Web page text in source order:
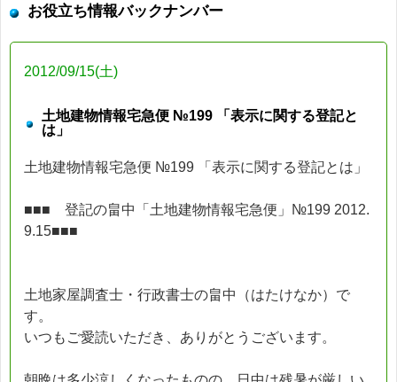
お役立ち情報バックナンバー
2012/09/15(土)
土地建物情報宅急便 №199 「表示に関する登記と
は」
土地建物情報宅急便 №199 「表示に関する登記とは」
■■■ 登記の畠中「土地建物情報宅急便」№199 2012.
9.15■■■
土地家屋調査士・行政書士の畠中（はたけなか）で
す。
いつもご愛読いただき、ありがとうございます。